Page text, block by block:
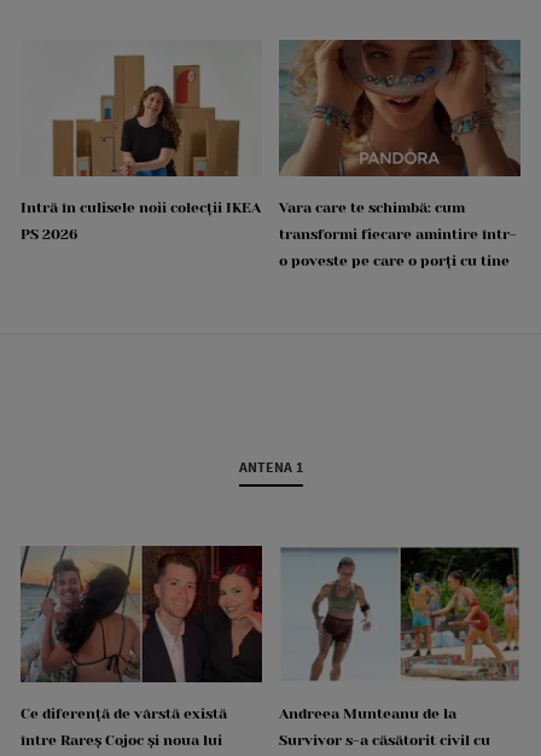
Intră în culisele noii colecții IKEA
PS 2026
Vara care te schimbă: cum
transformi fiecare amintire într-
o poveste pe care o porți cu tine
ANTENA 1
Ce diferență de vârstă există
între Rareș Cojoc și noua lui
Andreea Munteanu de la
Survivor s-a căsătorit civil cu